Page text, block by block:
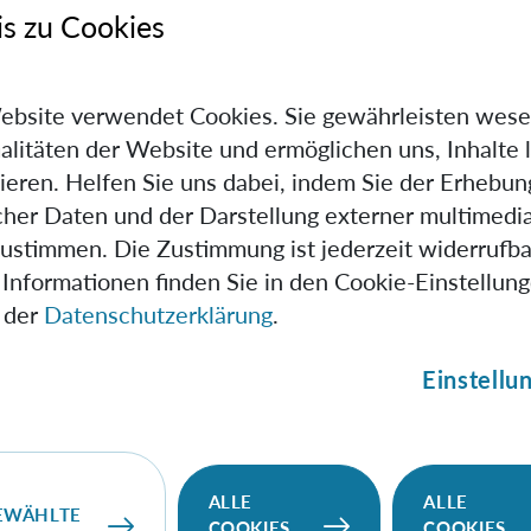
in Gravity
(2017),
G. W. Morley, H. Ulbricht, M. Toroš, M. Paternostro, A. A.
for Quantum Gravity,Phys. Rev. Lett. 119, 240401 (2017),
M. Paternostro, T. Paterek, Observable quantum
https://doi.org/10.1038/s41534-020-0243-y
Phys. Rev. D 105, 024029
zu Cookies
verwendet Cookies. Sie gewährleisten
der Website und ermöglichen uns, Inhalte
Helfen Sie uns dabei, indem Sie der
Daten und der Darstellung externer
Die Zustimmung ist jederzeit
finden Sie in den Cookie-
Datenschutzerklärung
ALLE
ALLE